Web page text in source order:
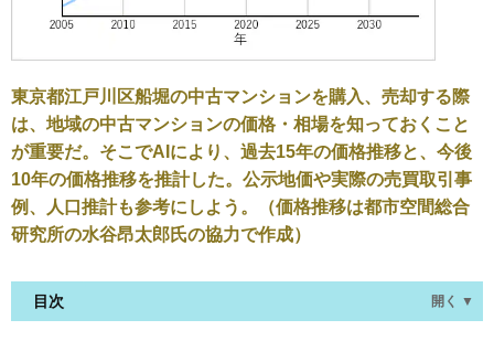
東京都江戸川区船堀の中古マンションを購入、売却する際
は、地域の中古マンションの価格・相場を知っておくこと
が重要だ。そこでAIにより、過去15年の価格推移と、今後
10年の価格推移を推計した。公示地価や実際の売買取引事
例、人口推計も参考にしよう。（価格推移は都市空間総合
研究所の水谷昂太郎氏の協力で作成）
目次 開く ▼